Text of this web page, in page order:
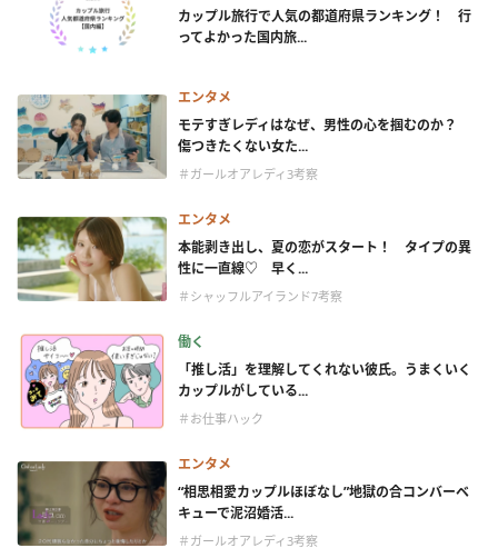
カップル旅行で人気の都道府県ランキング！ 行
ってよかった国内旅...
エンタメ
モテすぎレディはなぜ、男性の心を掴むのか？
傷つきたくない女た...
＃ガールオアレディ3考察
エンタメ
本能剥き出し、夏の恋がスタート！ タイプの異
性に一直線♡ 早く...
＃シャッフルアイランド7考察
働く
「推し活」を理解してくれない彼氏。うまくいく
カップルがしている...
＃お仕事ハック
エンタメ
“相思相愛カップルほぼなし”地獄の合コンバーベ
キューで泥沼婚活...
＃ガールオアレディ3考察